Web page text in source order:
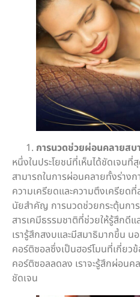
การนวดช่วยผ่อนคลายสบ
หนึ่งในประโยชน์ที่เห็นได้ชัดเจน
สามารถในการผ่อนคลายทั้งร่างก
ความเครียดและความตึงเครียด
นัยสำคัญ การนวดช่วยกระตุ้นกา
สารเคมีธรรมชาติที่ช่วยให้รู้สึกดี
เรารู้สึกสงบและมีสมาธิมากขึ้น
คอร์ติซอลซึ่งเป็นฮอร์โมนที่เกี่ยว
คอร์ติซอลลดลง เราจะรู้สึกผ่อน
ชัดเจน